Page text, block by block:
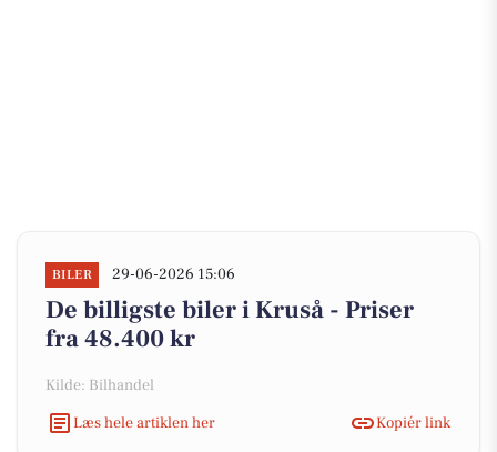
BILER 29-06-2026 15:06
De billigste biler i Kruså - Priser
fra 48.400 kr
Kilde: Bilhandel
Læs hele artiklen her
Kopiér link